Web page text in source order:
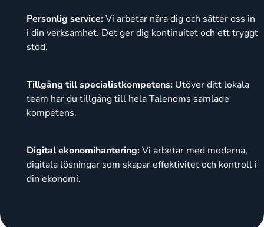
Personlig service:Vi arbetar nära dig och sätter oss in
i din verksamhet. Det ger dig kontinuitet och ett tryggt
stöd.
Tillgång till specialistkompetens: Utöver ditt lokala
team har du tillgång till hela Talenoms samlade
kompetens.
Digital ekonomihantering:Vi arbetar med moderna,
digitala lösningar som skapar effektivitet och kontroll i
din ekonomi.